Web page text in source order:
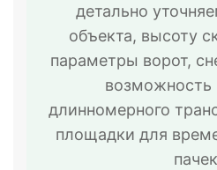
детально
объекта, высоту
параметры ворот,
возможность
длинномерного
площадки для